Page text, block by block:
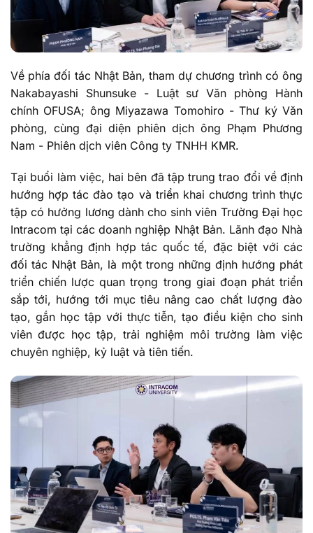
Về phía đối tác Nhật Bản, tham dự chương trình có ông
Nakabayashi Shunsuke - Luật sư Văn phòng Hành
chính OFUSA; ông Miyazawa Tomohiro - Thư ký Văn
phòng, cùng đại diện phiên dịch ông Phạm Phương
Nam - Phiên dịch viên Công ty TNHH KMR.
Tại buổi làm việc, hai bên đã tập trung trao đổi về định
hướng hợp tác đào tạo và triển khai chương trình thực
tập có hưởng lương dành cho sinh viên Trường Đại học
Intracom tại các doanh nghiệp Nhật Bản. Lãnh đạo Nhà
trường khẳng định hợp tác quốc tế, đặc biệt với các
đối tác Nhật Bản, là một trong những định hướng phát
triển chiến lược quan trọng trong giai đoạn phát triển
sắp tới, hướng tới mục tiêu nâng cao chất lượng đào
tạo, gắn học tập với thực tiễn, tạo điều kiện cho sinh
viên được học tập, trải nghiệm môi trường làm việc
chuyên nghiệp, kỷ luật và tiên tiến.